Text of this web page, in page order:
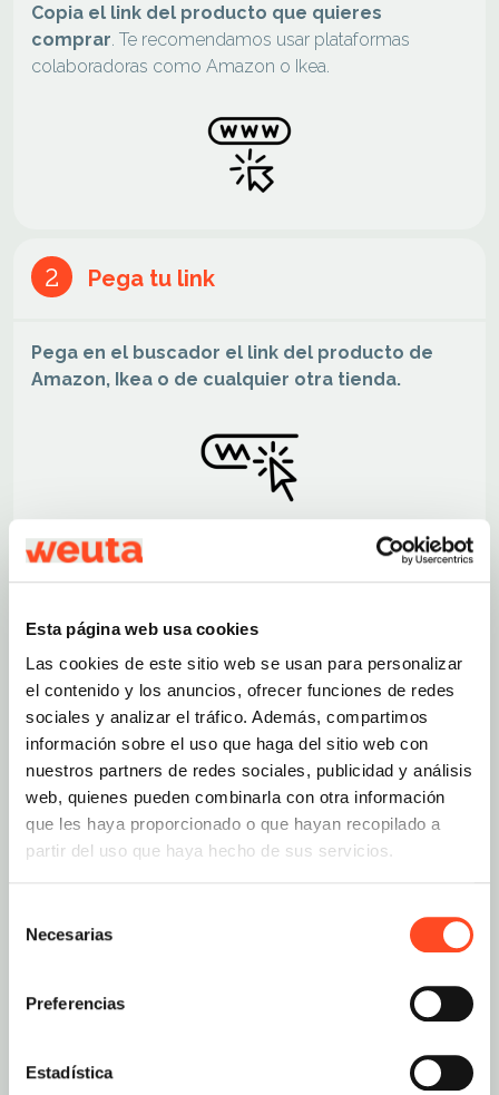
Esta página web usa cookies
Las cookies de este sitio web se usan para personalizar
el contenido y los anuncios, ofrecer funciones de redes
sociales y analizar el tráfico. Además, compartimos
información sobre el uso que haga del sitio web con
nuestros partners de redes sociales, publicidad y análisis
web, quienes pueden combinarla con otra información
que les haya proporcionado o que hayan recopilado a
partir del uso que haya hecho de sus servicios.
Necesarias
Preferencias
Estadística
Copia el link del producto que quieres
comprar. Te recomendamos usar plataformas
colaboradoras como Amazon o Ikea.
2 Pega tu link
Pega en el buscador el link del producto de
Amazon, Ikea o de cualquier otra tienda.
Verifica el producto
Verifica los detalles del producto y añádelo al
carrito. Si no lo hemos encontrado, no te preocupes
sólo sigue las instrucciones.
4 Finaliza tu compra
Cuando recibamos el pedido, comprobaremos